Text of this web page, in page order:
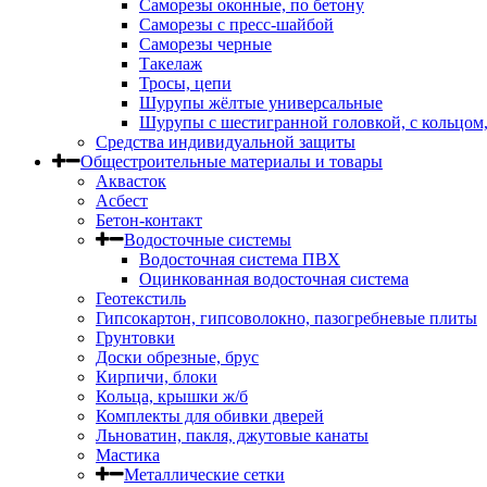
Саморезы оконные, по бетону
Саморезы с пресс-шайбой
Саморезы черные
Такелаж
Тросы, цепи
Шурупы жёлтые универсальные
Шурупы с шестигранной головкой, с
Средства индивидуальной защиты
Общестроительные материалы и товары
Аквасток
Асбест
Бетон-контакт
Водосточные системы
Водосточная система ПВХ
Оцинкованная водосточная система
Геотекстиль
Гипсокартон, гипсоволокно, пазогребневые плиты
Грунтовки
Доски обрезные, брус
Кирпичи, блоки
Кольца, крышки ж/б
Комплекты для обивки дверей
Льноватин, пакля, джутовые канаты
Мастика
Металлические сетки